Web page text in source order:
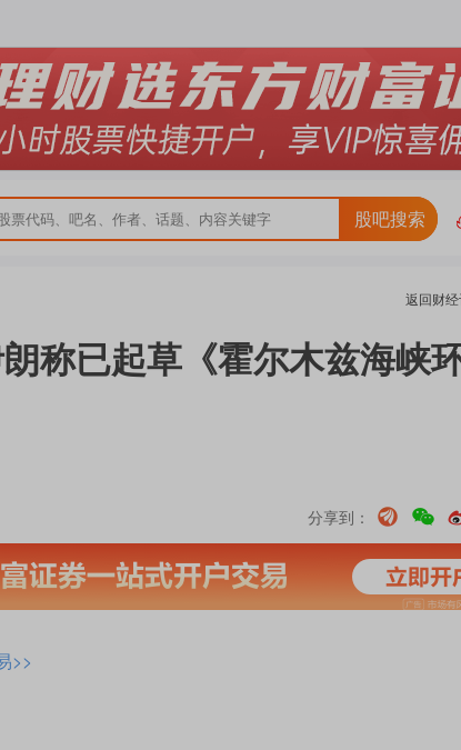
股吧搜索
返回财
称已起草《霍尔木兹海峡
分享到：
>>